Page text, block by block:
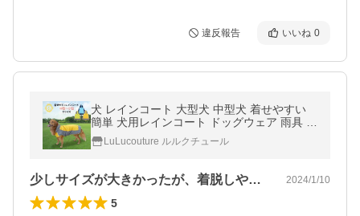
違反報告 いいね 0
犬 レインコート 大型犬 中型犬 着せやすい
簡単 犬用レインコート ドッグウェア 雨具 犬
のカッパ いぬ 犬の服 袖 アウトドア 防水 梅
雨 雪 送料無料
LuLucouture ルルクチュール
少しサイズが大きかったが、着脱しやすく… 2024/1/10
5